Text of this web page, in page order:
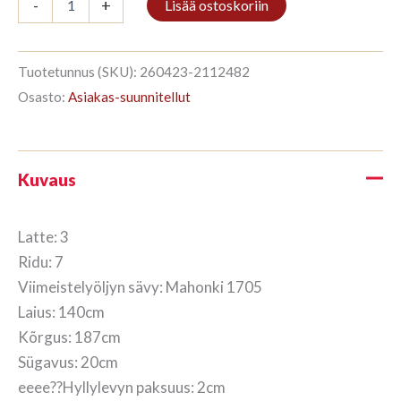
-
3/7
Mahonki
määrä
+ Lisää ostoskoriin
Tuotetunnus (SKU): 260423-2112482
Osasto: Asiakas-suunnitellut
Kuvaus
Latte: 3
Ridu: 7
Viimeistelyöljyn sävy: Mahonki 1705
Laius: 140cm
Kõrgus: 187cm
Sügavus: 20cm
eeee??Hyllylevyn paksuus: 2cm